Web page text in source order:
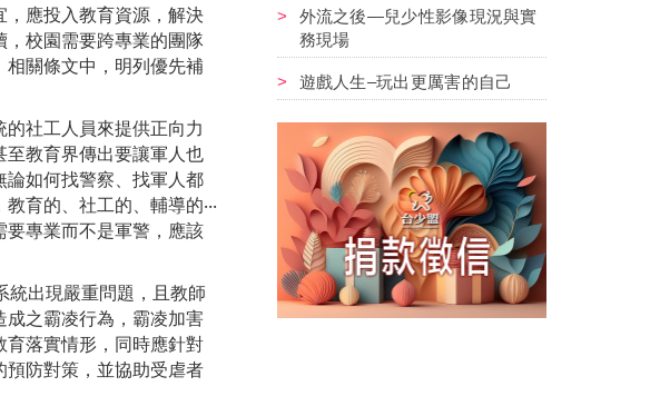
，應投入教育資源，解決
，校園需要跨專業的團隊
相關條文中，明列優先補
社工人員來提供正向力
至教育界傳出要讓軍人也
論如何找警察、找軍人都
育的、社工的、輔導的‧‧‧
要專業而不是軍警，應該
出現嚴重問題，且教師
成之霸凌行為，霸凌加害
育落實情形，同時應針對
預防對策，並協助受虐者
外流之後—兒少性影像現況與實
務現場
遊戲人生–玩出更厲害的自己